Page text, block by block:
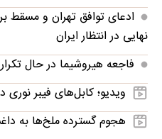
ادعای توافق تهران و مسقط
نهایی در انتظار ایران
فاجعه هیروشیما در حال
ویدیو؛ کابل‌های فیبر نوری
هجوم گسترده ملخ‌ها به